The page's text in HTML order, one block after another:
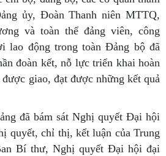
ủy, Đoàn Thanh niên MTTQ,
và toàn thể đảng viên, công
lao động trong toàn Đảng bộ đã
đoàn kết, nỗ lực triển khai hoàn
giao, đạt được những kết quả
đã bám sát Nghị quyết Đại hội
quyết, chỉ thị, kết luận của Trung
Bí thư, Nghị quyết Đại hội đại